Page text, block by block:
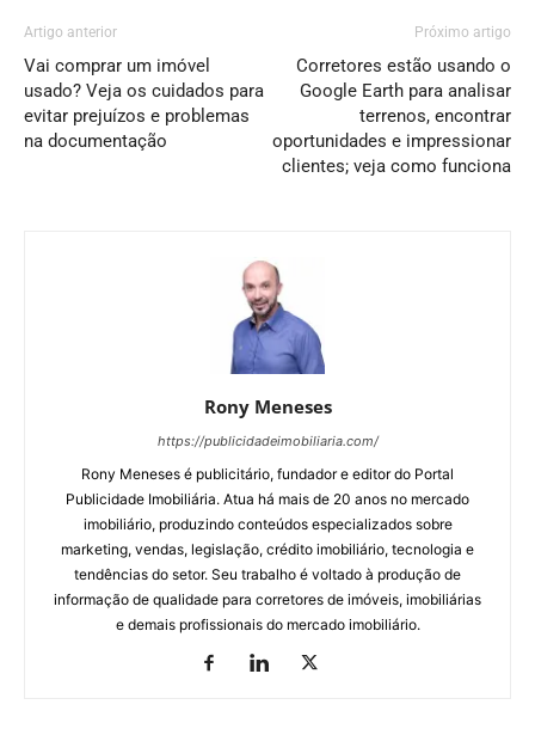
Artigo anterior
Vai comprar um imóvel
usado? Veja os cuidados para
evitar prejuízos e problemas
na documentação
Próximo artigo
Corretores estão usando o
Google Earth para analisar
terrenos, encontrar
oportunidades e impressionar
clientes; veja como funciona
Rony Meneses
https://publicidadeimobiliaria.com/
Rony Meneses é publicitário, fundador e editor do Portal
Publicidade Imobiliária. Atua há mais de 20 anos no mercado
imobiliário, produzindo conteúdos especializados sobre
marketing, vendas, legislação, crédito imobiliário, tecnologia e
tendências do setor. Seu trabalho é voltado à produção de
informação de qualidade para corretores de imóveis, imobiliárias
e demais profissionais do mercado imobiliário.